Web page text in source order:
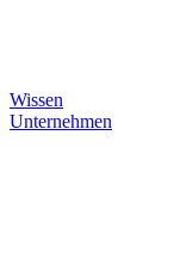
Wissen
Unternehmen